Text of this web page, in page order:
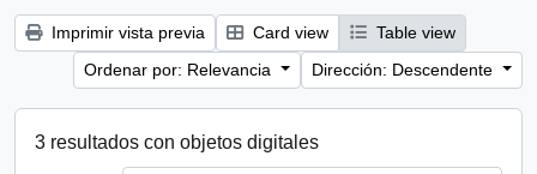
Imprimir vista previa Card view
Table view
Ordenar por: Relevancia
Dirección: Descendente
3 resultados con objetos digitales